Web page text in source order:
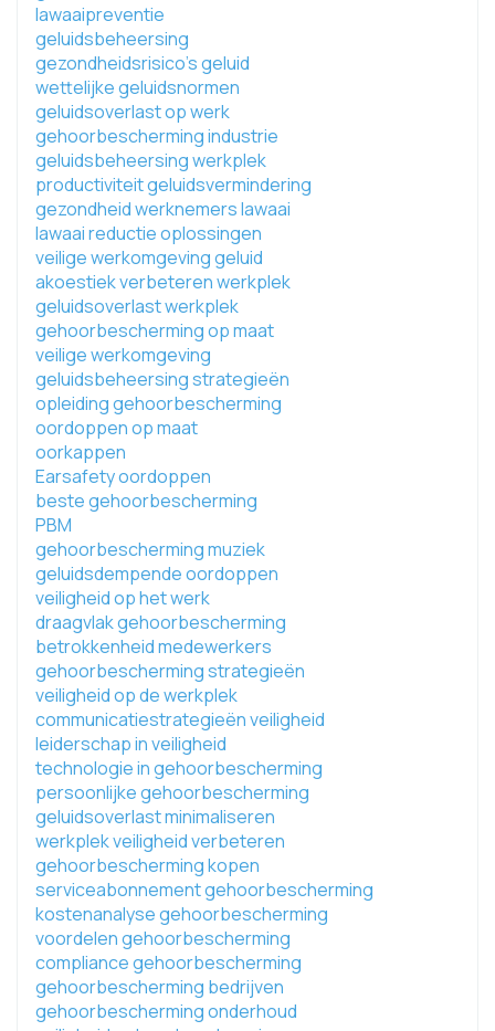
lawaaipreventie
geluidsbeheersing
gezondheidsrisico's geluid
wettelijke geluidsnormen
geluidsoverlast op werk
gehoorbescherming industrie
geluidsbeheersing werkplek
productiviteit geluidsvermindering
gezondheid werknemers lawaai
lawaai reductie oplossingen
veilige werkomgeving geluid
akoestiek verbeteren werkplek
geluidsoverlast werkplek
gehoorbescherming op maat
veilige werkomgeving
geluidsbeheersing strategieën
opleiding gehoorbescherming
oordoppen op maat
oorkappen
Earsafety oordoppen
beste gehoorbescherming
PBM
gehoorbescherming muziek
geluidsdempende oordoppen
veiligheid op het werk
draagvlak gehoorbescherming
betrokkenheid medewerkers
gehoorbescherming strategieën
veiligheid op de werkplek
communicatiestrategieën veiligheid
leiderschap in veiligheid
technologie in gehoorbescherming
persoonlijke gehoorbescherming
geluidsoverlast minimaliseren
werkplek veiligheid verbeteren
gehoorbescherming kopen
serviceabonnement gehoorbescherming
kostenanalyse gehoorbescherming
voordelen gehoorbescherming
compliance gehoorbescherming
gehoorbescherming bedrijven
gehoorbescherming onderhoud